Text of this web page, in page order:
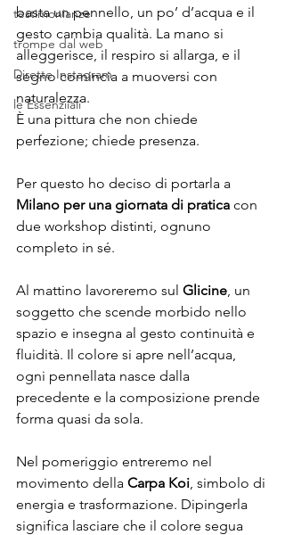
testimonianze
trompe dal web
Dirette Instagram
le Essenziiali
basta un pennello, un po’ d’acqua e il
gesto cambia qualità. La mano si
alleggerisce, il respiro si allarga, e il
segno comincia a muoversi con
naturalezza.
È una pittura che non chiede
perfezione; chiede presenza.
Per questo ho deciso di portarla a
Milano per una giornata di pratica con
due workshop distinti, ognuno
completo in sé.
Al mattino lavoreremo sul Glicine , un
soggetto che scende morbido nello
spazio e insegna al gesto continuità e
fluidità. Il colore si apre nell’acqua,
ogni pennellata nasce dalla
precedente e la composizione prende
forma quasi da sola.
Nel pomeriggio entreremo nel
movimento della Carpa Koi , simbolo di
energia e trasformazione. Dipingerla
significa lasciare che il colore segua